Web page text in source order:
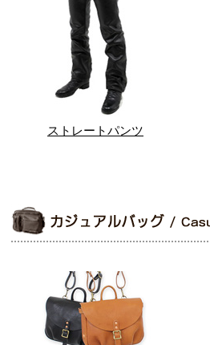
ストレートパンツ